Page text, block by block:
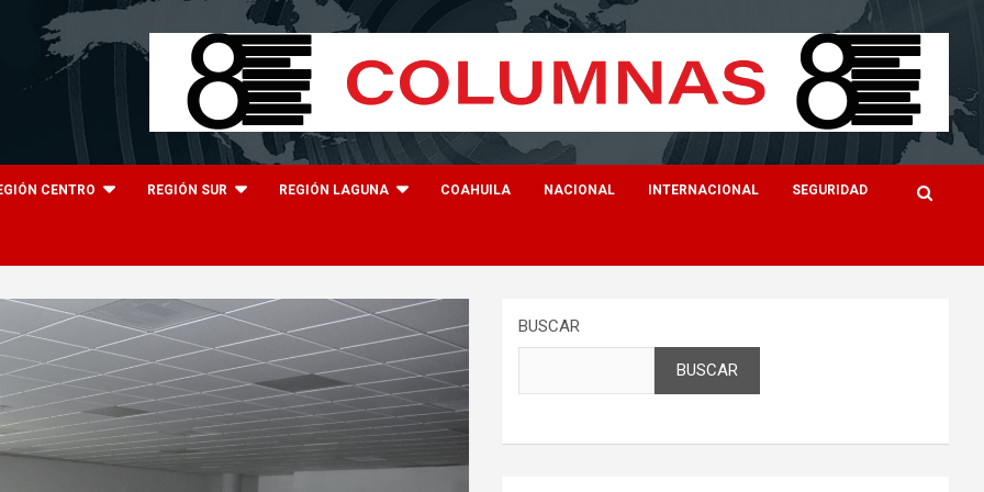
CENTRO REGIÓN SUR REGIÓN LAGUNA COAHUILA NACIONAL INTERNACIONAL SEGURIDAD
BUSCAR
BUSCAR